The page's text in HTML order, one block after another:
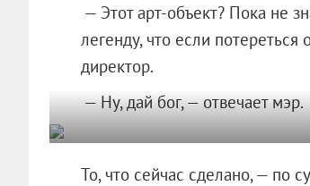
— Этот арт-объект? Пока не
легенду, что если
директор.
— Ну, дай бог, — отвечает мэр.
То, что сейчас сделано, — по